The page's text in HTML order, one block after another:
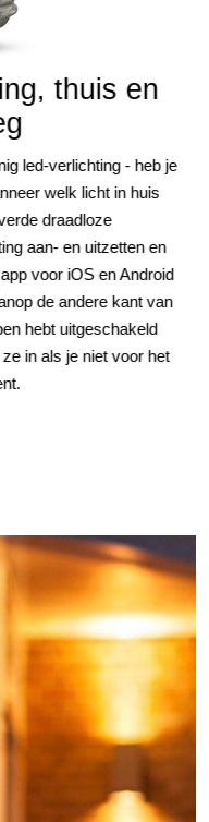
thuis en
led-verlichting - heb je
welk licht in huis
draadloze
aan- en uitzetten en
voor iOS en Android
de andere kant van
hebt uitgeschakeld
in als je niet voor het